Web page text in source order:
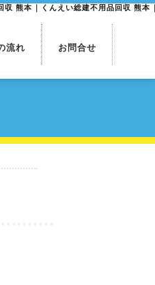
収 熊本｜くんえい総建不用品回収 熊本
流れ お問合せ